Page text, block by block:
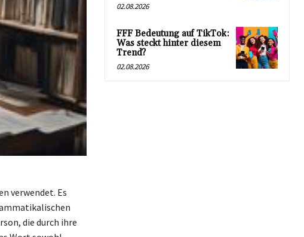
verwendet. Es
die durch ihre
02.08.2026
FFF Bedeutung auf TikTok:
Was steckt hinter diesem
Trend?
02.08.2026